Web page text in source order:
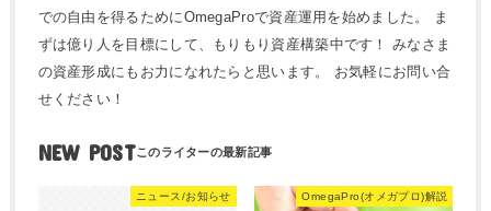
での自由を得るためにOmegaProで資産運用を始めました。 ま
ずは億り人を目標にして、もりもり資産構築中です！ みなさま
の資産形成にもお力になれたらと思います。 お気軽にお問い合
せください！
NEW POST
ニュース/お知らせ OmegaPro(オメガプロ)解説